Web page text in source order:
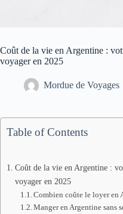
Coût de la vie en Argentine :
voyager en 2025
Mordue de Voyages
Table of Contents
Coût de la vie en Argentine :
voyager en 2025
Combien coûte le loyer en
Manger en Argentine sans